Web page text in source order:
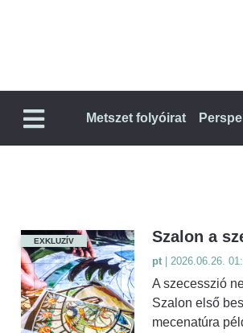
Metszet folyóirat
EXKLUZÍV Szalon a
pt | 2026.06.26.
A szecesszió
Szalon első
mecenatúra